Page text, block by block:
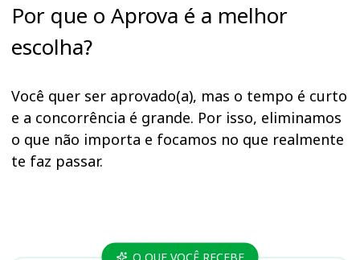
Por que o Aprova é a melhor
escolha?
Você quer ser aprovado(a), mas o tempo é curto
e a concorrência é grande. Por isso, eliminamos
o que não importa e focamos no que realmente
te faz passar.
Cursos